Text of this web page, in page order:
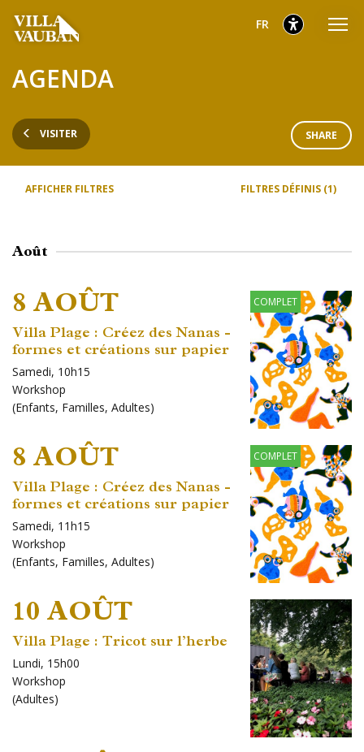
Aller
au
principal
Aller
au
Aller
au
de
sélectionnés
Français
FR
VISITER
AGENDA
SHARE
AFFICHER FILTRES FILTRES DÉFINIS (1)
Août
8 AOÛT COMPLET
Villa Plage : Créez des Nanas -
formes et créations sur papier
Samedi, 10h15
Workshop
(Enfants, Familles, Adultes)
8 AOÛT COMPLET
Villa Plage : Créez des Nanas -
formes et créations sur papier
Samedi, 11h15
Workshop
(Enfants, Familles, Adultes)
10 AOÛT
Villa Plage : Tricot sur l’herbe
Lundi, 15h00
Workshop
(Adultes)